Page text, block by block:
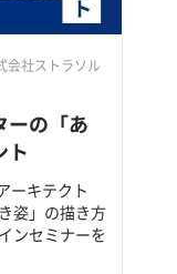
会社ストラソル
ーの「あ
ト
ーキテクト
姿」の描き方
ンセミナーを